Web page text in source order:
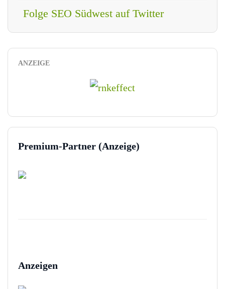
Folge SEO Südwest auf Twitter
ANZEIGE
Premium-Partner (Anzeige)
Anzeigen